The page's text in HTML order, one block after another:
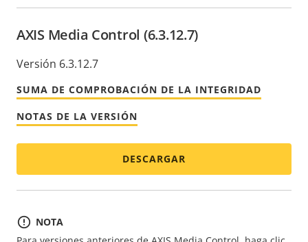
AXIS Media Control (6.3.12.7)
Versión 6.3.12.7
SUMA DE COMPROBACIÓN DE LA INTEGRIDAD
NOTAS DE LA VERSIÓN
DESCARGAR
NOTA